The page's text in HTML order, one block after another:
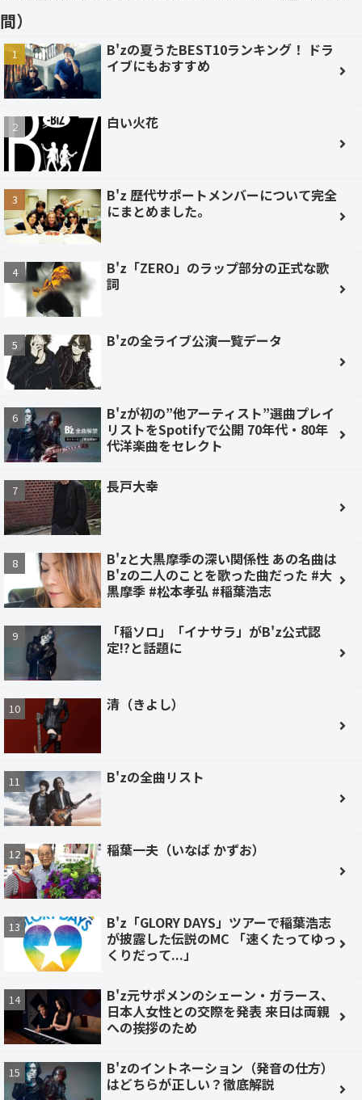
間）
B'zの夏うたBEST10ランキング！ ドラ
イブにもおすすめ
白い火花
B'z 歴代サポートメンバーについて完全
にまとめました。
B'z「ZERO」のラップ部分の正式な歌
詞
B'zの全ライブ公演一覧データ
B'zが初の”他アーティスト”選曲プレイ
リストをSpotifyで公開 70年代・80年
代洋楽曲をセレクト
長戸大幸
B'zと大黒摩季の深い関係性 あの名曲は
B'zの二人のことを歌った曲だった #大
黒摩季 #松本孝弘 #稲葉浩志
「稲ソロ」「イナサラ」がB'z公式認
定!?と話題に
清（きよし）
B'zの全曲リスト
稲葉一夫（いなば かずお）
B'z「GLORY DAYS」ツアーで稲葉浩志
が披露した伝説のMC 「速くたってゆっ
くりだって...」
B'z元サポメンのシェーン・ガラース、
日本人女性との交際を発表 来日は両親
への挨拶のため
B'zのイントネーション（発音の仕方）
はどちらが正しい？徹底解説